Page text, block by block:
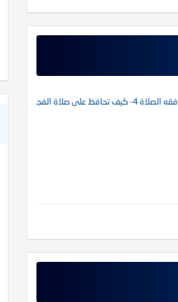
فقه الصلاة 4- كيف تحافظ على صلاة الفجر
فقه